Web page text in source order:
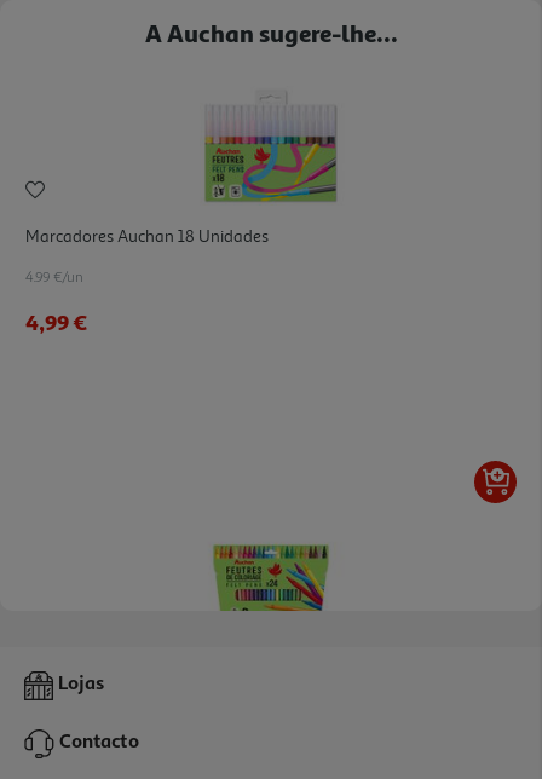
A Auchan sugere-lhe...
Marcadores Auchan 18 Unidades
4.99 €/un
4,99 €
Conjunto De 24 Marcadores Auchan De Colorir
3,99 €
Lojas
Contacto